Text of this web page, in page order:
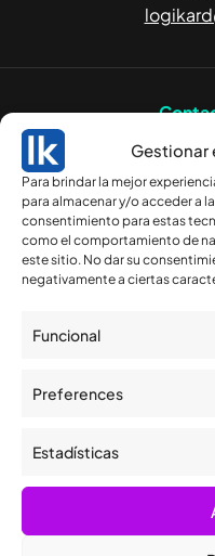
Gestionar
Para brindar la mejor
para almacenar y/o acceder a
consentimiento para estas
como el comportamiento de
este sitio. No dar su
negativamente a ciertas
Funcional
Preferences
Estadísticas
Nuestra tecnología y
inteligentes para
Av.
234
piso